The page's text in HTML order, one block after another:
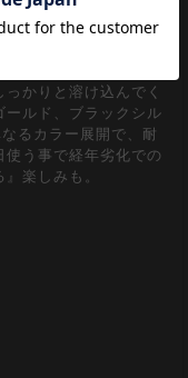
じりを加えて歪ませ
ザインにブラッシュア
ァッション、キレイ
かりと溶け込んでく
ールド、ブラックシル
るカラー展開で、耐
う事で経年劣化での
楽しみも。